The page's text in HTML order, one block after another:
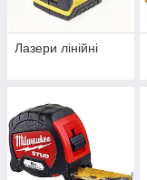
Лазери лінійні